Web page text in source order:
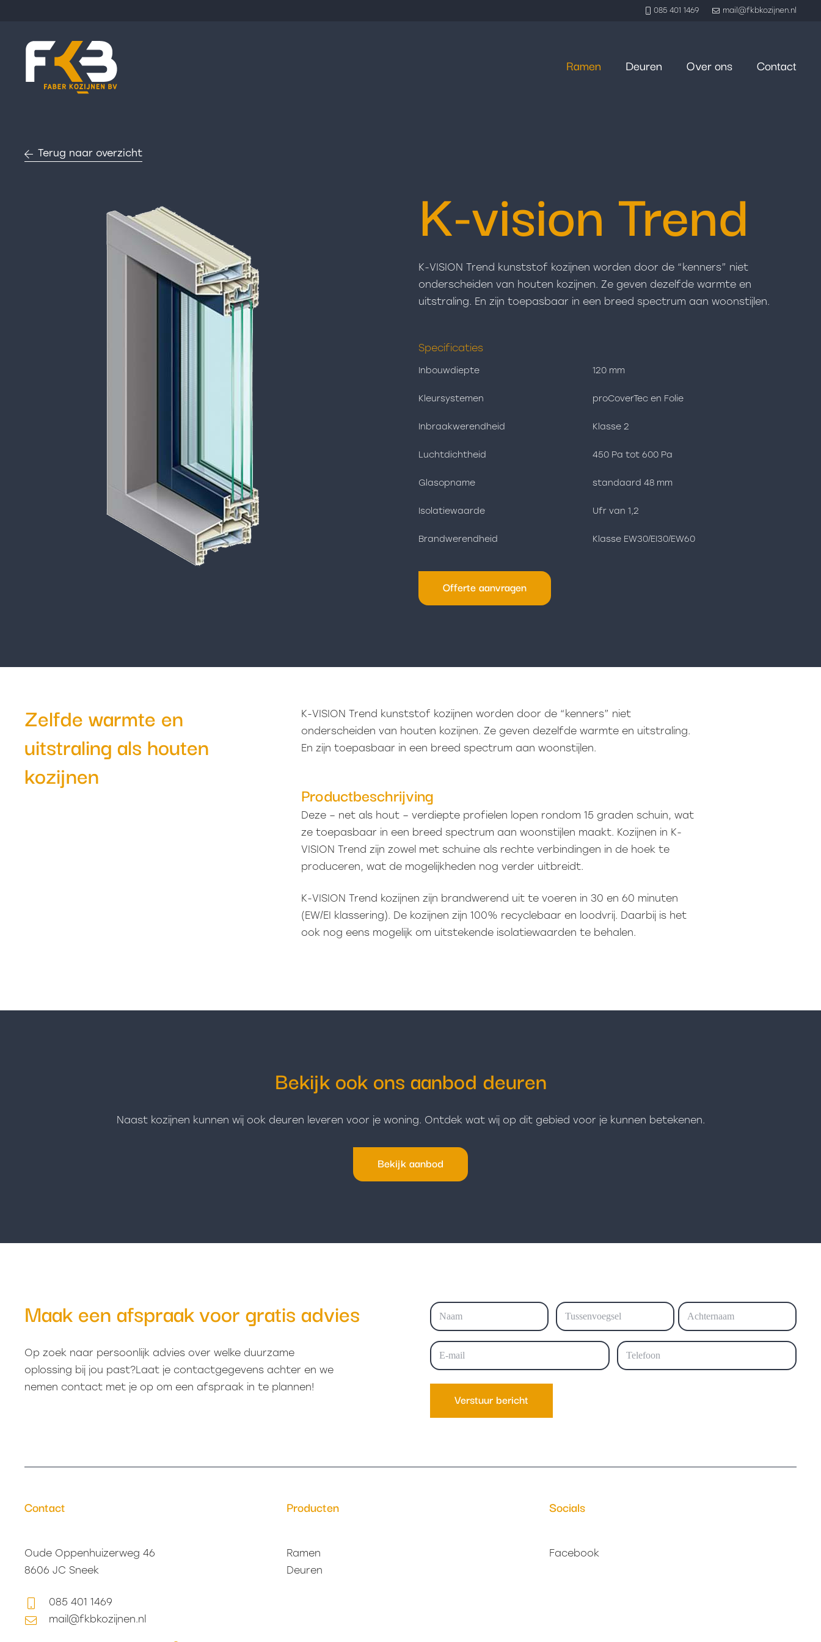
085 401 1469 mail@fkbkozijnen.nl
Ramen Deuren Over ons Contact
Terug naar overzicht
K-vision Trend
K-VISION Trend kunststof kozijnen worden door de “kenners” niet
onderscheiden van houten kozijnen. Ze geven dezelfde warmte en
uitstraling. En zijn toepasbaar in een breed spectrum aan woonstijlen.
Specificaties
Inbouwdiepte 120 mm
Kleursystemen proCoverTec en Folie
Inbraakwerendheid Klasse 2
Luchtdichtheid 450 Pa tot 600 Pa
Glasopname standaard 48 mm
Isolatiewaarde Ufr van 1,2
Brandwerendheid Klasse EW30/EI30/EW60
Offerte aanvragen
Zelfde warmte en
uitstraling als houten
kozijnen
K-VISION Trend kunststof kozijnen worden door de “kenners” niet
onderscheiden van houten kozijnen. Ze geven dezelfde warmte en uitstraling.
En zijn toepasbaar in een breed spectrum aan woonstijlen.
Productbeschrijving
Deze – net als hout – verdiepte profielen lopen rondom 15 graden schuin, wat
ze toepasbaar in een breed spectrum aan woonstijlen maakt. Kozijnen in K-
VISION Trend zijn zowel met schuine als rechte verbindingen in de hoek te
produceren, wat de mogelijkheden nog verder uitbreidt.
K-VISION Trend kozijnen zijn brandwerend uit te voeren in 30 en 60 minuten
(EW/EI klassering). De kozijnen zijn 100% recyclebaar en loodvrij. Daarbij is het
ook nog eens mogelijk om uitstekende isolatiewaarden te behalen.
Bekijk ook ons aanbod deuren
Naast kozijnen kunnen wij ook deuren leveren voor je woning. Ontdek wat wij op dit gebied voor je kunnen betekenen.
Bekijk aanbod
Maak een afspraak voor gratis advies
Op zoek naar persoonlijk advies over welke duurzame
oplossing bij jou past?Laat je contactgegevens achter en we
nemen contact met je op om een afspraak in te plannen!
Naam
(Vereist)
Voornaam Tussenvoegsel Achternaam
E-
mailadres
(Vereist)
Telefoon
(Vereist)
Contact
Oude Oppenhuizerweg 46
8606 JC Sneek
085 401 1469
mail@fkbkozijnen.nl
Producten
Ramen
Deuren
Socials
Facebook